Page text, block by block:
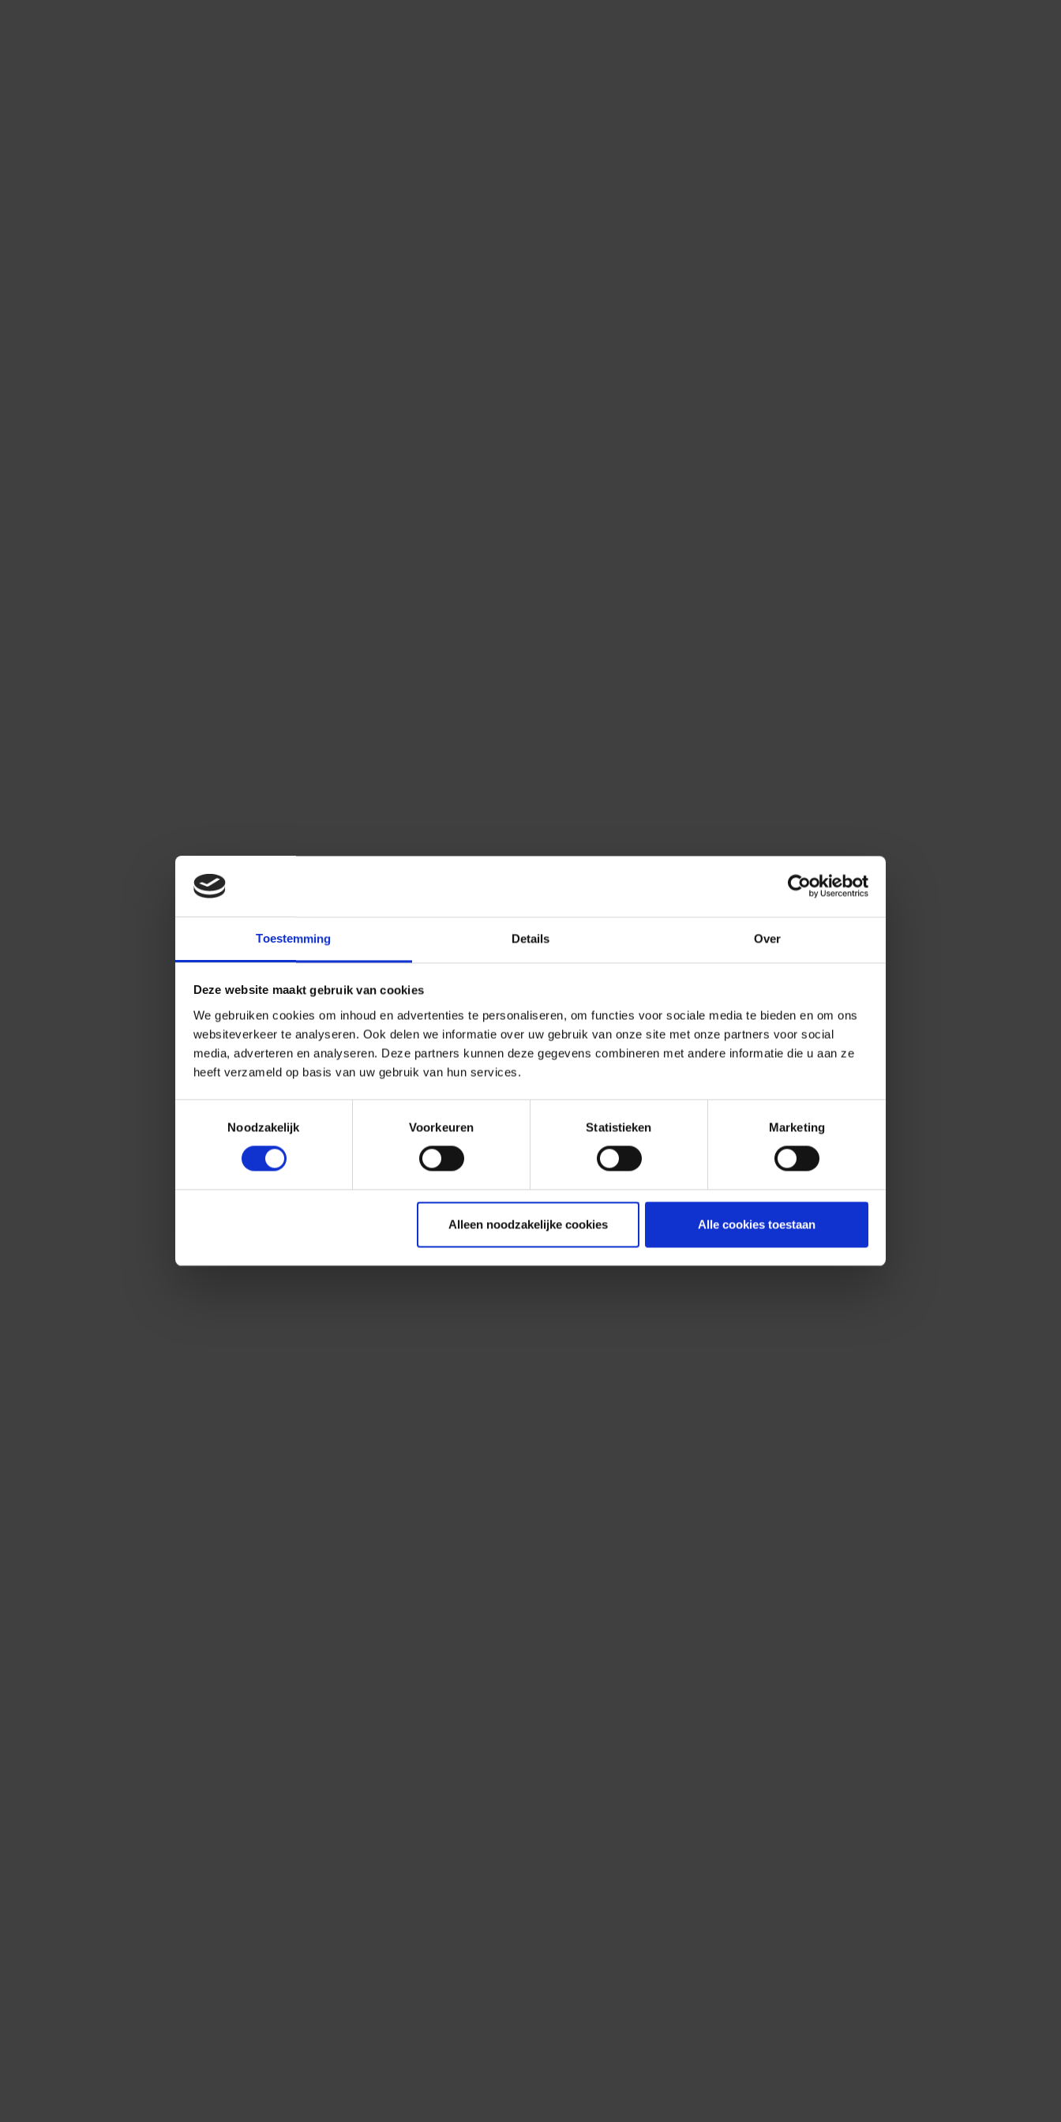
Toestemming Details Over
Deze website maakt gebruik van cookies
We gebruiken cookies om inhoud en advertenties te personaliseren, om functies voor sociale media te bieden en om ons
websiteverkeer te analyseren. Ook delen we informatie over uw gebruik van onze site met onze partners voor social
media, adverteren en analyseren. Deze partners kunnen deze gegevens combineren met andere informatie die u aan ze
heeft verzameld op basis van uw gebruik van hun services.
Noodzakelijk
Voorkeuren Statistieken Marketing
Alleen noodzakelijke cookies Alle cookies toestaan